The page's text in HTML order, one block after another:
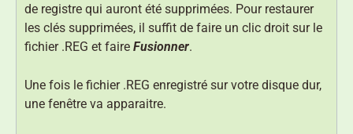
de registre qui auront été supprimées. Pour restaurer
les clés supprimées, il suffit de faire un clic droit sur le
fichier .REG et faire Fusionner.
Une fois le fichier .REG enregistré sur votre disque dur,
une fenêtre va apparaitre.